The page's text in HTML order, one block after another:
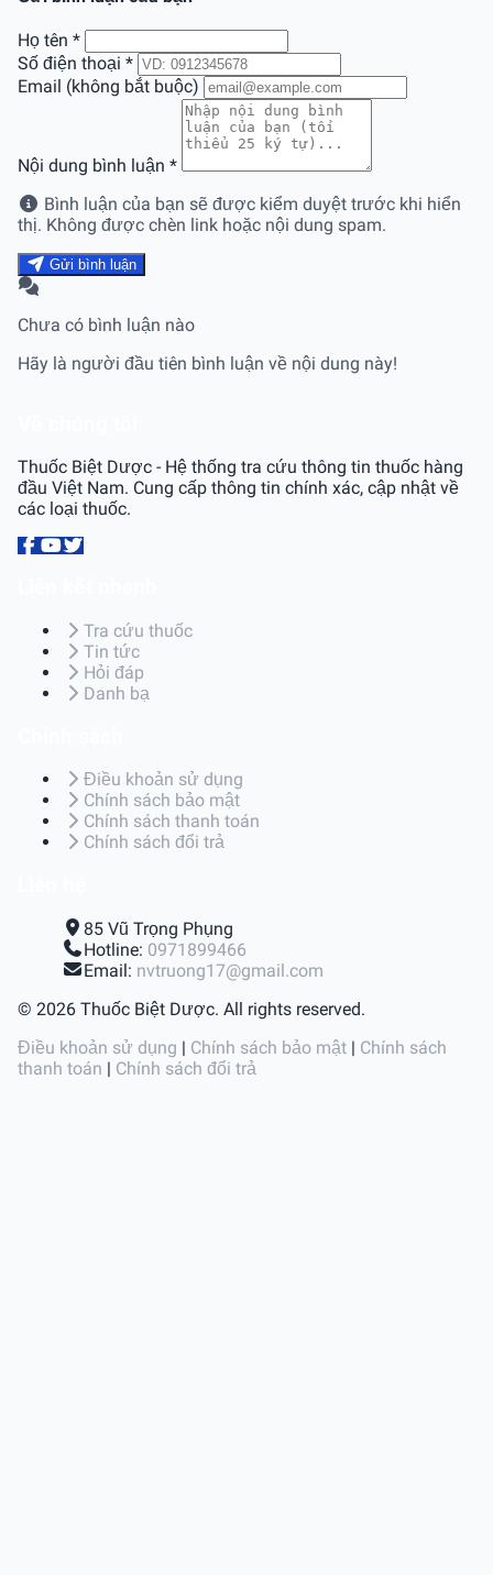
Họ tên *
Số điện thoại *
Email (không bắt buộc)
Nội dung bình luận *
Bình luận của bạn sẽ được kiểm duyệt trước khi hiển
thị. Không được chèn link hoặc nội dung spam.
Gửi bình luận
Chưa có bình luận nào
Hãy là người đầu tiên bình luận về nội dung này!
Thuốc Biệt Dược - Hệ thống tra cứu thông tin thuốc hàng
đầu Việt Nam. Cung cấp thông tin chính xác, cập nhật về
các loại thuốc.
Tra cứu thuốc
Tin tức
Hỏi đáp
Danh bạ
Điều khoản sử dụng
Chính sách bảo mật
Chính sách thanh toán
Chính sách đổi trả
85 Vũ Trọng Phụng
Hotline: 0971899466
Email: nvtruong17@gmail.com
© 2026 Thuốc Biệt Dược. All rights reserved.
Điều khoản sử dụng | Chính sách bảo mật | Chính sách
thanh toán | Chính sách đổi trả